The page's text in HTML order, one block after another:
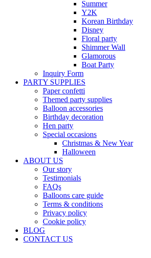
Summer
Y2K
Korean Birthday
Disney
Floral party
Shimmer Wall
Glamorous
Boat Party
Inquiry Form
PARTY SUPPLIES
Paper confetti
Themed party supplies
Balloon accessories
Birthday decoration
Hen party
Special occasions
Christmas & New Year
Halloween
ABOUT US
Our story
Testimonials
FAQs
Balloons care guide
Terms & conditions
Privacy policy
Cookie policy
BLOG
CONTACT US